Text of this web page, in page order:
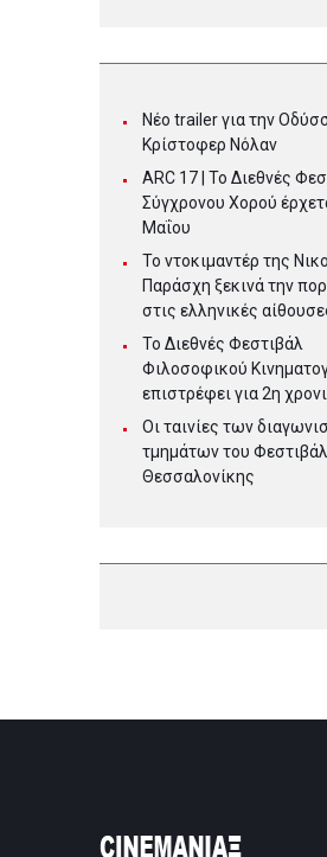
Νέο trailer για την
Κρίστοφερ Νόλαν
ARC 17 | To Διεθνές
Σύγχρονου Χορού
Μαΐου
Το ντοκιμαντέρ της
Παράσχη ξεκινά την
στις ελληνικές
Το Διεθνές Φεστιβάλ
Φιλοσοφικού
επιστρέφει για 2η
Οι ταινίες των
τμημάτων του Φεστιβάλ
Θεσσαλονίκης